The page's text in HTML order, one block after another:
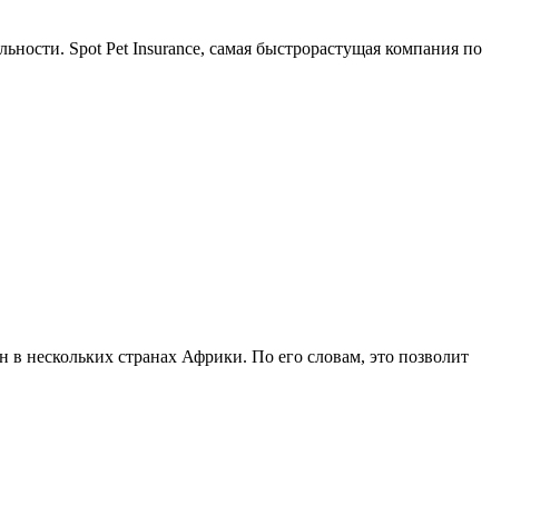
Spot Pet Insurance, самая быстрорастущая компания по
нескольких странах Африки. По его словам, это позволит